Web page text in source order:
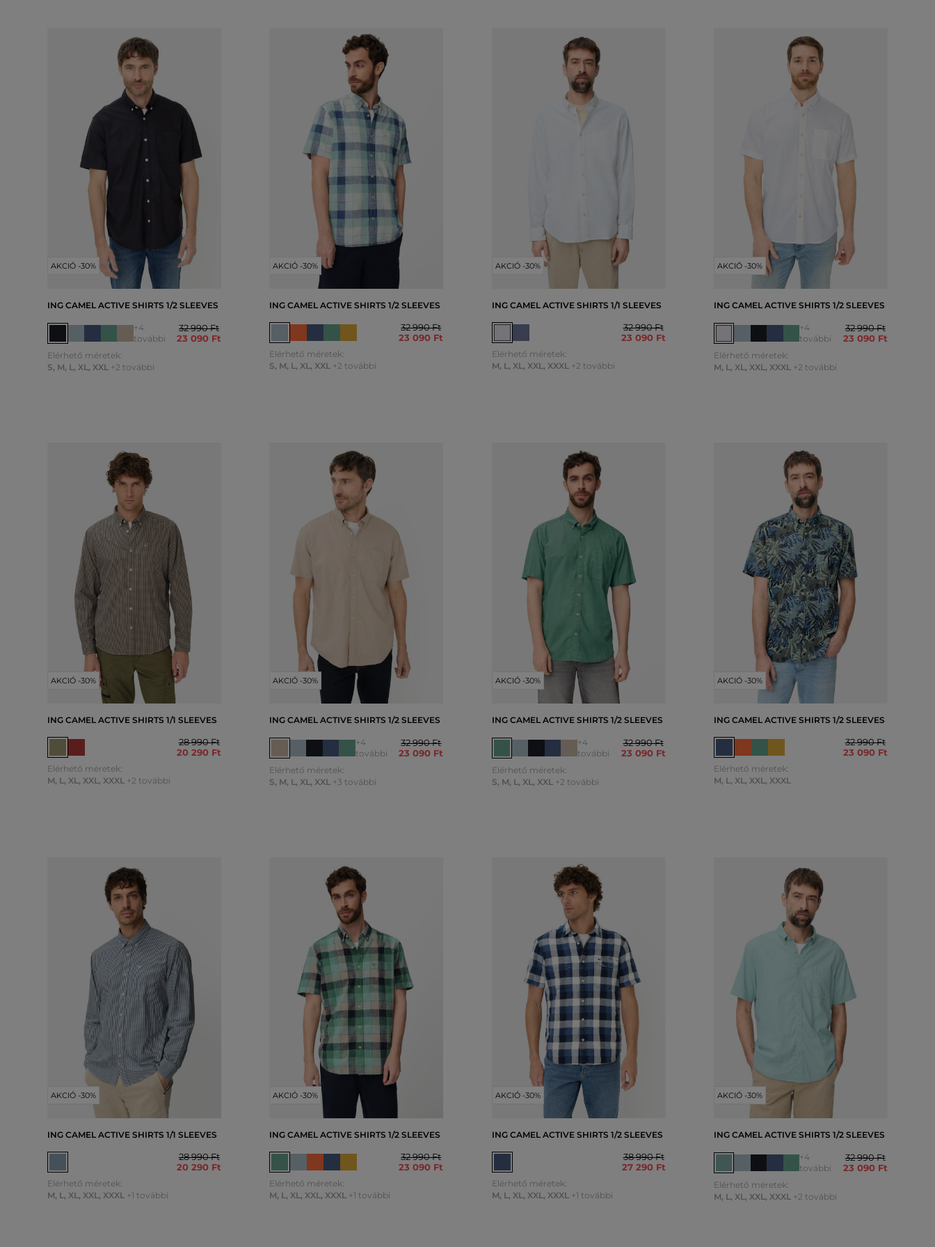
AKCIÓ -30%
ING CAMEL ACTIVE SHIRTS 1/2 SLEEVES
+4
további
32 990 Ft
23 090 Ft
Elérhető méretek:
S, M, L, XL, XXL +2 további
AKCIÓ -30%
ING CAMEL ACTIVE SHIRTS 1/2 SLEEVES
32 990 Ft
23 090 Ft
Elérhető méretek:
S, M, L, XL, XXL +2 további
AKCIÓ -30%
ING CAMEL ACTIVE SHIRTS 1/1 SLEEVES
32 990 Ft
23 090 Ft
Elérhető méretek:
M, L, XL, XXL, XXXL +2 további
AKCIÓ -30%
ING CAMEL ACTIVE SHIRTS 1/2 SLEEVES
+4
további
32 990 Ft
23 090 Ft
Elérhető méretek:
M, L, XL, XXL, XXXL +2 további
AKCIÓ -30%
ING CAMEL ACTIVE SHIRTS 1/1 SLEEVES
28 990 Ft
20 290 Ft
Elérhető méretek:
M, L, XL, XXL, XXXL +2 további
AKCIÓ -30%
ING CAMEL ACTIVE SHIRTS 1/2 SLEEVES
+4
további
32 990 Ft
23 090 Ft
Elérhető méretek:
S, M, L, XL, XXL +3 további
AKCIÓ -30%
ING CAMEL ACTIVE SHIRTS 1/2 SLEEVES
+4
további
32 990 Ft
23 090 Ft
Elérhető méretek:
S, M, L, XL, XXL +2 további
AKCIÓ -30%
ING CAMEL ACTIVE SHIRTS 1/2 SLEEVES
32 990 Ft
23 090 Ft
Elérhető méretek:
M, L, XL, XXL, XXXL
AKCIÓ -30%
ING CAMEL ACTIVE SHIRTS 1/1 SLEEVES
28 990 Ft
20 290 Ft
Elérhető méretek:
M, L, XL, XXL, XXXL +1 további
AKCIÓ -30%
ING CAMEL ACTIVE SHIRTS 1/2 SLEEVES
32 990 Ft
23 090 Ft
Elérhető méretek:
M, L, XL, XXL, XXXL +1 további
AKCIÓ -30%
ING CAMEL ACTIVE SHIRTS 1/2 SLEEVES
38 990 Ft
27 290 Ft
Elérhető méretek:
M, L, XL, XXL, XXXL +1 további
AKCIÓ -30%
ING CAMEL ACTIVE SHIRTS 1/2 SLEEVES
+4
további
32 990 Ft
23 090 Ft
Elérhető méretek:
M, L, XL, XXL, XXXL +2 további